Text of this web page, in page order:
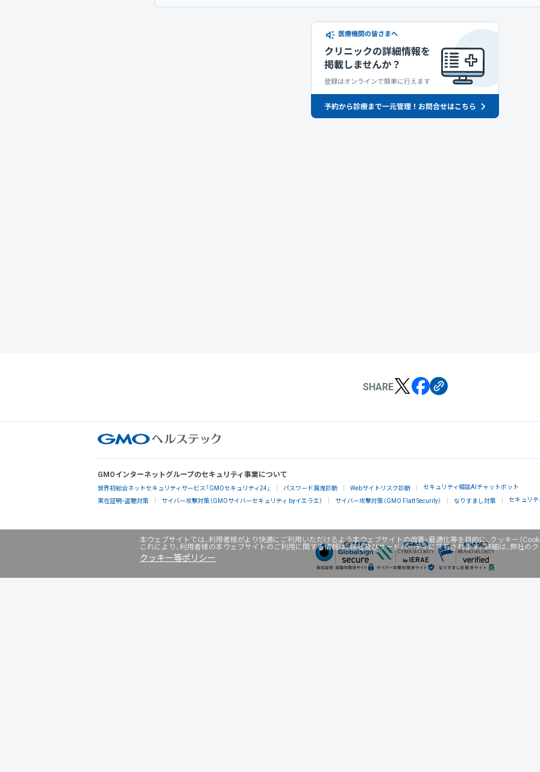
本ウェブサイトでは、利用者様がより快適にご利用いただけるよう本ウェブサイトの改善・最適化等を目的に、クッキー（
これにより、利用者様の本ウェブサイトのご利用に関する情報は、弊社及びサードパーティに共有されます。詳細は、弊社の
クッキー等ポリシー
SHARE
GMOインターネットグループのセキュリティ事業について
世界初総合ネットセキュリティサービス「GMOセキュリティ24」 パスワード漏洩診断 Webサイトリスク診断 セキュリティ相談AIチャットボット
実在証明・盗聴対策 サイバー攻撃対策（GMOサイバーセキュリティ byイエラエ） サイバー攻撃対策（GMO Flatt Security） なりすまし対策 セキュリテ